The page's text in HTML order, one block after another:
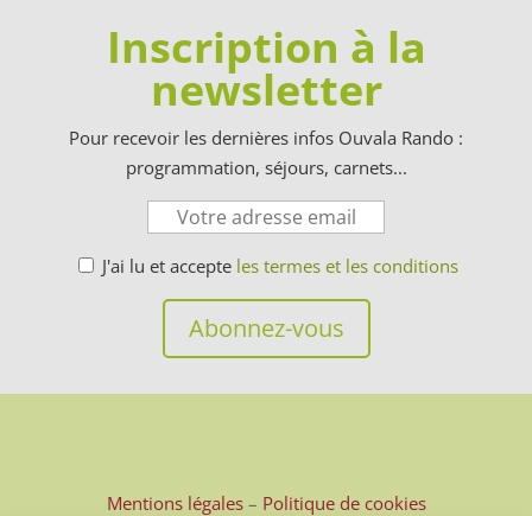
Inscription à la
newsletter
Pour recevoir les dernières infos Ouvala Rando :
programmation, séjours, carnets...
J'ai lu et accepte les termes et les conditions
Mentions légales– Politique de cookies